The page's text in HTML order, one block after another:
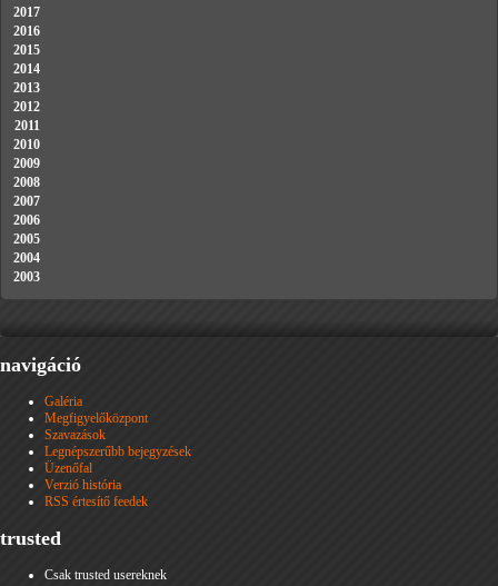
2017
2016
2015
2014
2013
2012
2011
2010
2009
2008
2007
2006
2005
2004
2003
navigáció
Galéria
Megfigyelőközpont
Szavazások
Legnépszerűbb bejegyzések
Üzenőfal
Verzió história
RSS értesítő feedek
trusted
Csak trusted usereknek